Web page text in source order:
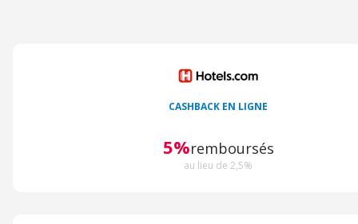
CASHBACK EN LIGNE
5%remboursés
au lieu de 2,5%